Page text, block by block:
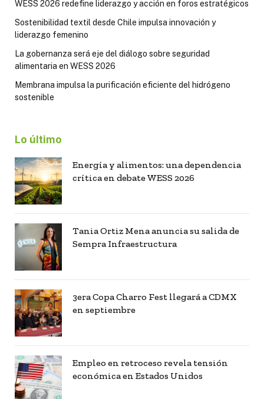
WESS 2026 redefine liderazgo y acción en foros estratégicos
Sostenibilidad textil desde Chile impulsa innovación y
liderazgo femenino
La gobernanza será eje del diálogo sobre seguridad
alimentaria en WESS 2026
Membrana impulsa la purificación eficiente del hidrógeno
sostenible
Lo último
Energía y alimentos: una dependencia
crítica en debate WESS 2026
Tania Ortiz Mena anuncia su salida de
Sempra Infraestructura
3era Copa Charro Fest llegará a CDMX
en septiembre
Empleo en retroceso revela tensión
económica en Estados Unidos